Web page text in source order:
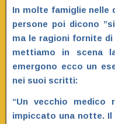
In molte famiglie nelle
persone poi dicono
ma le ragioni fornite
mettiamo in scena
emergono ecco un
nei suoi scritti:
“Un vecchio
impiccato una notte. Il